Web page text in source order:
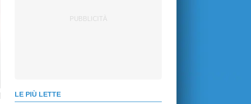
LE PIÙ LETTE